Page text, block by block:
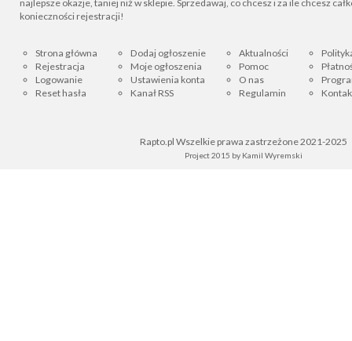
najlepsze okazje, taniej niż w sklepie. Sprzedawaj, co chcesz i za ile chcesz
konieczności rejestracji!
Strona główna
Rejestracja
Logowanie
Reset hasła
Dodaj ogłoszenie
Moje ogłoszenia
Ustawienia konta
Kanał RSS
Aktualności
Pomoc
O nas
Regulamin
Rapto.pl Wszelkie prawa zastrzeżone 2021-2025
Project 2015 by Kamil Wyremski